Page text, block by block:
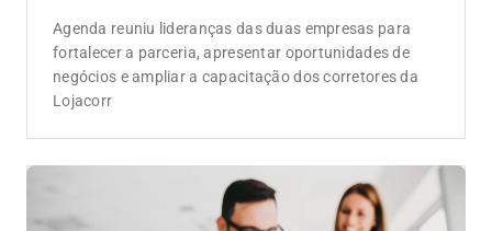
Agenda reuniu lideranças das duas empresas para
fortalecer a parceria, apresentar oportunidades de
negócios e ampliar a capacitação dos corretores da
Lojacorr